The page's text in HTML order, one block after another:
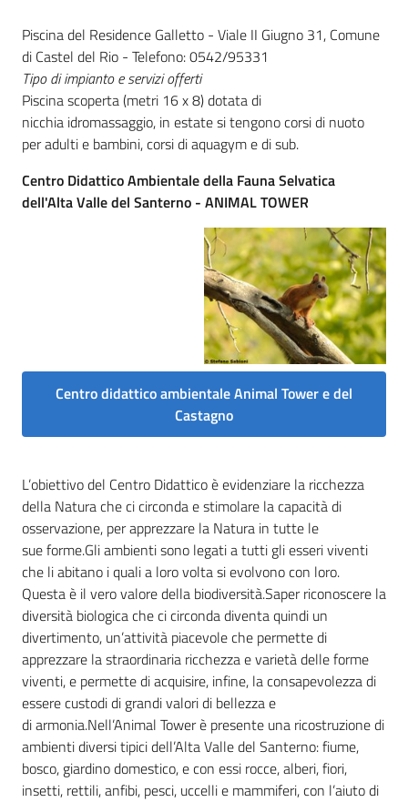
Piscina del Residence Galletto - Viale II Giugno 31, Comune
di Castel del Rio - Telefono: 0542/95331
Tipo di impianto e servizi offerti
Piscina scoperta (metri 16 x 8) dotata di
nicchia idromassaggio, in estate si tengono corsi di nuoto
per adulti e bambini, corsi di aquagym e di sub.
Centro Didattico Ambientale della Fauna Selvatica
dell'Alta Valle del Santerno - ANIMAL TOWER
Centro didattico ambientale Animal Tower e del
Castagno
L’obiettivo del Centro Didattico è evidenziare la ricchezza
della Natura che ci circonda e stimolare la capacità di
osservazione, per apprezzare la Natura in tutte le
sue forme.Gli ambienti sono legati a tutti gli esseri viventi
che li abitano i quali a loro volta si evolvono con loro.
Questa è il vero valore della biodiversità.Saper riconoscere la
diversità biologica che ci circonda diventa quindi un
divertimento, un’attività piacevole che permette di
apprezzare la straordinaria ricchezza e varietà delle forme
viventi, e permette di acquisire, infine, la consapevolezza di
essere custodi di grandi valori di bellezza e
di armonia.Nell’Animal Tower è presente una ricostruzione di
ambienti diversi tipici dell’Alta Valle del Santerno: fiume,
bosco, giardino domestico, e con essi rocce, alberi, fiori,
insetti, rettili, anfibi, pesci, uccelli e mammiferi, con l’aiuto di